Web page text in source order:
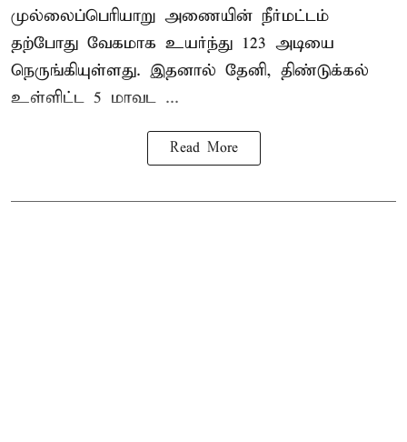
முல்லைப்பெரியாறு அணையின் நீர்மட்டம்
தற்போது வேகமாக உயர்ந்து 123 அடியை
நெருங்கியுள்ளது. இதனால் தேனி, திண்டுக்கல்
உள்ளிட்ட 5 மாவட ...
Read More